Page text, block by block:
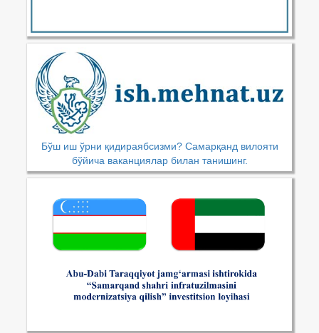
Бўш иш ўрни қидираябсизми? Самарқанд вилояти
бўйича ваканциялар билан танишинг.